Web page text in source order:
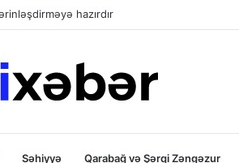
Səhiyyə Qarabağ və Şərqi Zəngəzur